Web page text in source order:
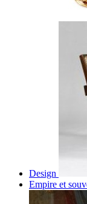
Design
Empire et